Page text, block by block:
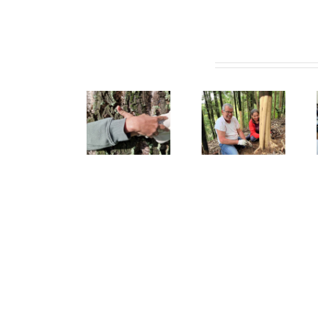
Núcleo da
U. Porto
Solidária
controlam
plantas
invasoras
Alunos da
Secundária
Alexandre
Herculano
descobrem